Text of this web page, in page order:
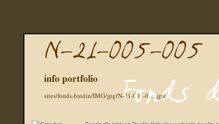
info portfolio
sites/fonds-baulin/IMG/jpg/N-21-005-005.jpg